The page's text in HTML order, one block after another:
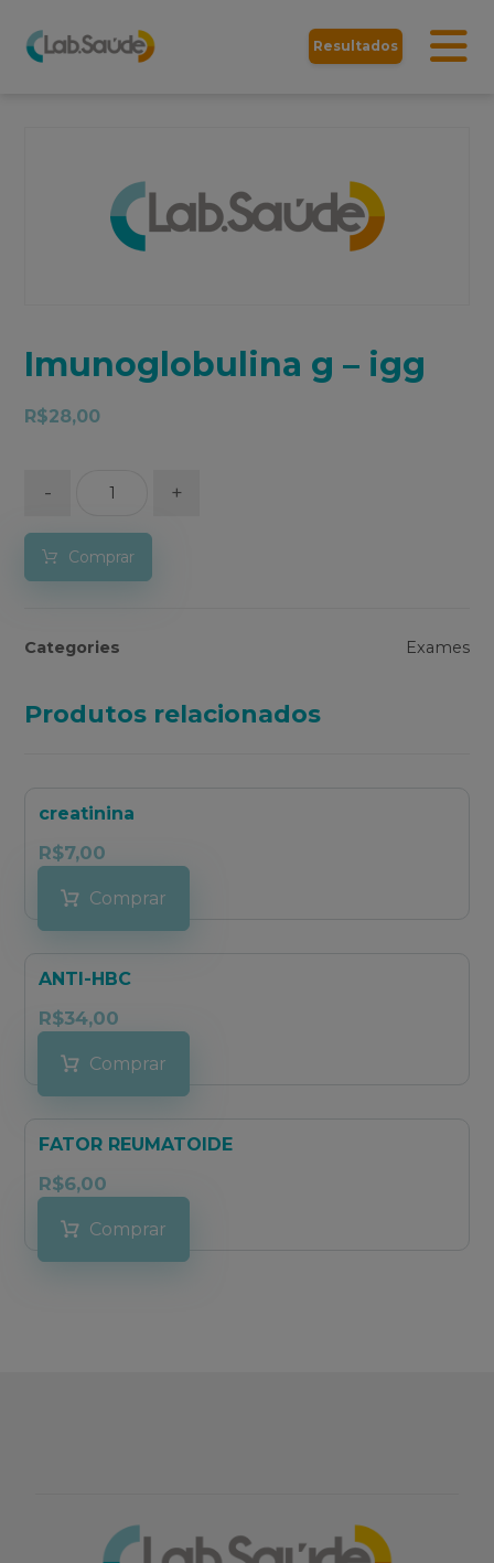
Resultados
Imunoglobulina g – igg
R$28,00
- +
Comprar
Categories Exames
Produtos relacionados
creatinina
R$7,00
Comprar
ANTI-HBC
R$34,00
Comprar
FATOR REUMATOIDE
R$6,00
Comprar